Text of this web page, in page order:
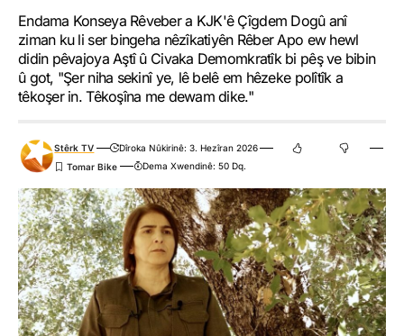
Endama Konseya Rêveber a KJK'ê Çîgdem Dogû anî
ziman ku li ser bingeha nêzîkatiyên Rêber Apo ew hewl
didin pêvajoya Aştî û Civaka Demomkratîk bi pêş ve bibin
û got, "Şer niha sekinî ye, lê belê em hêzeke polîtîk a
têkoşer in. Têkoşîna me dewam dike."
Stêrk TV
Dîroka Nûkirinê: 3. Hezîran 2026
Dema Xwendinê: 50 Dq.